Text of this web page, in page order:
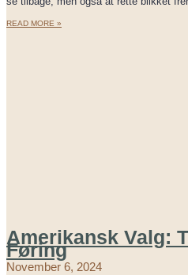
READ MORE »
Amerikansk Valg:
Føring
November 6, 2024